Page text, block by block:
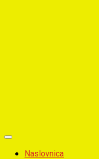
Primary
MenuNaslovnica